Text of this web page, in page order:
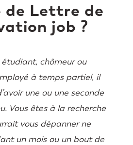
de Lettre de
job ?
étudiant, chômeur ou
à temps partiel, il
une ou une seconde
Vous êtes à la recherche
vous dépanner ne
un mois ou un bout de